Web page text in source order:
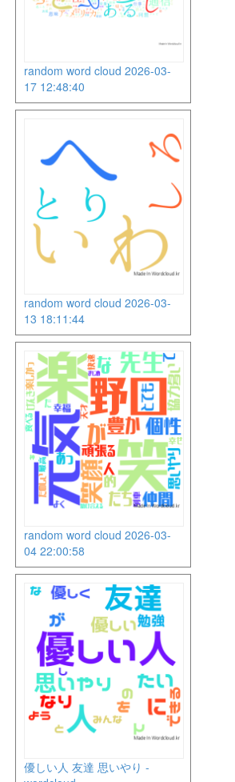
random word cloud 2026-03-
17 12:48:40
random word cloud 2026-03-
13 18:11:44
random word cloud 2026-03-
04 22:00:58
優しい人 友達 思いやり -